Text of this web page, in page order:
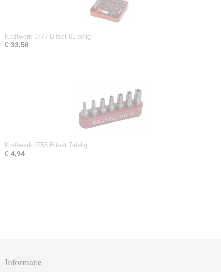
Kraftwerk 3777 Bitset 61-delig
€ 33,56
Kraftwerk 2758 Bitset 7-delig
€ 4,94
Informatie